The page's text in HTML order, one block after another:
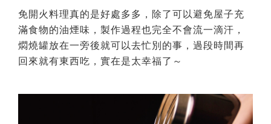
免開火料理真的是好處多多，除了可以避免屋子充
滿食物的油煙味，製作過程也完全不會流一滴汗，
燜燒罐放在一旁後就可以去忙別的事，過段時間再
回來就有東西吃，實在是太幸福了～